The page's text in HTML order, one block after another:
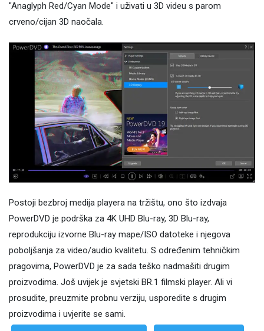
"Anaglyph Red/Cyan Mode" i uživati ​​u 3D videu s parom
crveno/cijan 3D naočala.
Postoji bezbroj medija playera na tržištu, ono što izdvaja
PowerDVD je podrška za 4K UHD Blu-ray, 3D Blu-ray,
reprodukciju izvorne Blu-ray mape/ISO datoteke i njegova
poboljšanja za video/audio kvalitetu. S određenim tehničkim
pragovima, PowerDVD je za sada teško nadmašiti drugim
proizvodima. Još uvijek je svjetski BR.1 filmski player. Ali vi
prosudite, preuzmite probnu verziju, usporedite s drugim
proizvodima i uvjerite se sami.